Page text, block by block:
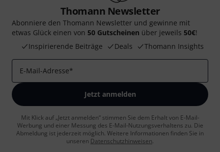
Thomann Newsletter
Abonniere den Thomann Newsletter und gewinne mit
etwas Glück einen von 50 Gutscheinen über jeweils 50€!
Inspirierende Beiträge
Deals Thomann Insights
E-Mail-Adresse*
Jetzt anmelden
Mit Klick auf „Jetzt anmelden“ stimmen Sie dem Erhalt von E-Mail-
Werbung und einer Messung des E-Mail-Nutzungsverhaltens zu. Die
Abmeldung ist jederzeit möglich. Weitere Informationen finden Sie in
unseren Datenschutzhinweisen.